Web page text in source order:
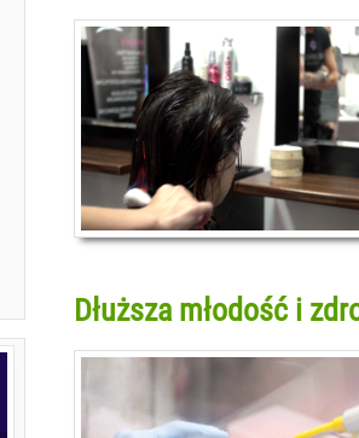
Dłuższa młodość i